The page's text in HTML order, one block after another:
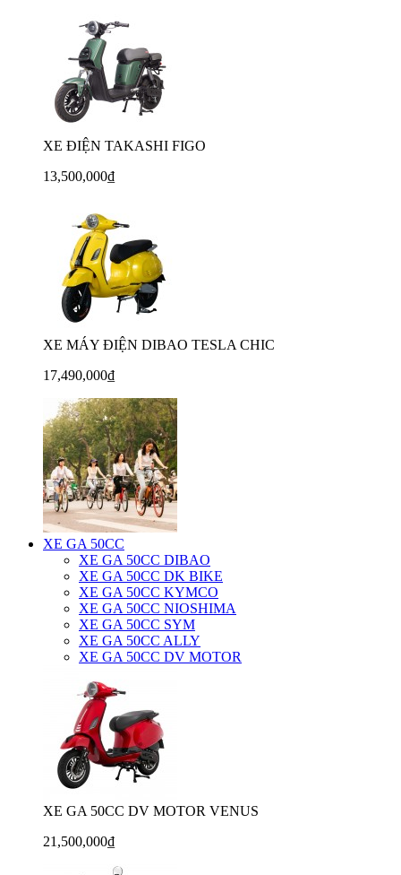
XE ĐIỆN TAKASHI FIGO
13,500,000₫
XE MÁY ĐIỆN DIBAO TESLA CHIC
17,490,000₫
XE GA 50CC
XE GA 50CC DIBAO
XE GA 50CC DK BIKE
XE GA 50CC KYMCO
XE GA 50CC NIOSHIMA
XE GA 50CC SYM
XE GA 50CC ALLY
XE GA 50CC DV MOTOR
XE GA 50CC DV MOTOR VENUS
21,500,000₫